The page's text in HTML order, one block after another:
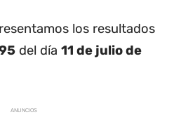
los resultados
del día 11 de julio de
ANUNCIOS